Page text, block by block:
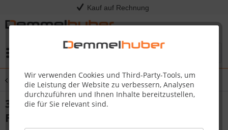
Kauf auf Rechnung
Wir verwenden Cookies und Third-Party-Tools, um
die Leistung der Website zu verbessern, Analysen
durchzuführen und Ihnen Inhalte bereitzustellen,
die für Sie relevant sind.
Übersicht Tropfschalen & Fettauffangschalen
3er Set Alueinsatz für Freestyle™ 425
Fettwanne